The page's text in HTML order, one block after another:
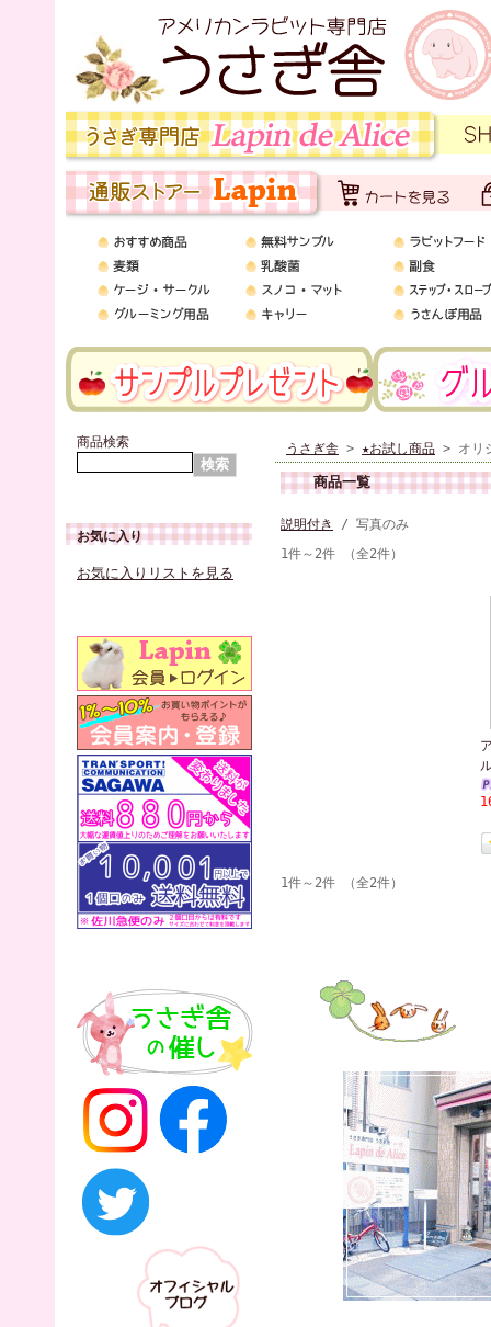
商品検索
お気に入り
お気に入りリストを見る
うさぎ舎 > ★お試し商品 > オリ
商品一覧
説明付き
/ 写真のみ
1件～2件 （全2件）
1件～2件 （全2件）